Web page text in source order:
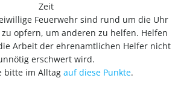
Zeit
Feuerwehr sind rund um die Uhr
opfern, um anderen zu helfen. Helfen
Arbeit der ehrenamtlichen Helfer nicht
erschwert wird.
bitte im Alltag auf diese Punkte.